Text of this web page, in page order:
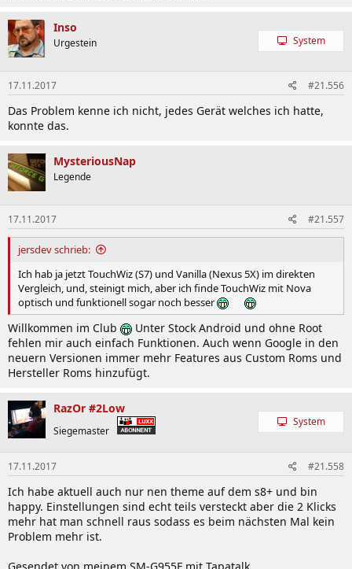
Inso
Urgestein System
17.11.2017 #21.556
Das Problem kenne ich nicht, jedes Gerät welches ich hatte,
konnte das.
MysteriousNap
Legende
17.11.2017 #21.557
jersdev schrieb:
Ich hab ja jetzt TouchWiz (S7) und Vanilla (Nexus 5X) im direkten
Vergleich, und, steinigt mich, aber ich finde TouchWiz mit Nova
optisch und funktionell sogar noch besser
Willkommen im Club
Unter Stock Android und ohne Root
fehlen mir auch einfach Funktionen. Auch wenn Google in den
neuern Versionen immer mehr Features aus Custom Roms und
Hersteller Roms hinzufügt.
RazOr #2Low
Siegemaster
System
17.11.2017 #21.558
Ich habe aktuell auch nur nen theme auf dem s8+ und bin
happy. Einstellungen sind echt teils versteckt aber die 2 Klicks
mehr hat man schnell raus sodass es beim nächsten Mal kein
Problem mehr ist.
Gesendet von meinem SM-G955F mit Tapatalk